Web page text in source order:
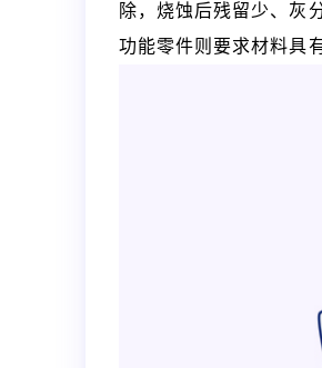
除，烧蚀后残留少、灰
功能零件则要求材料具